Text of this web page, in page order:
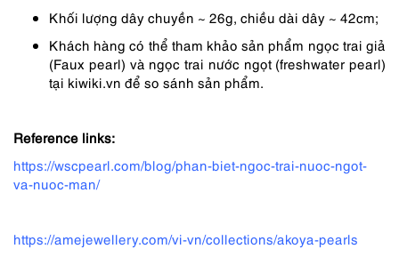
Khối lượng dây chuyền ~ 26g, chiều dài dây ~ 42cm;
Khách hàng có thể tham khảo sản phẩm ngọc trai giả
(Faux pearl) và ngọc trai nước ngọt (freshwater pearl)
tại kiwiki.vn để so sánh sản phẩm.
Reference links:
https://wscpearl.com/blog/phan-biet-ngoc-trai-nuoc-ngot-
va-nuoc-man/
https://amejewellery.com/vi-vn/collections/akoya-pearls